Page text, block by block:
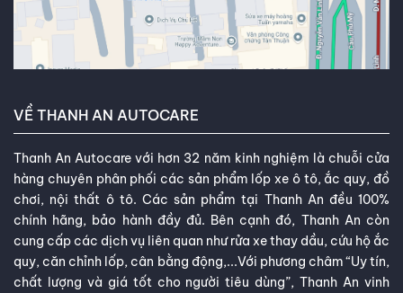
VỀ THANH AN AUTOCARE
Thanh An Autocare với hơn 32 năm kinh nghiệm là chuỗi cửa
hàng chuyên phân phối các sản phẩm lốp xe ô tô, ắc quy, đồ
chơi, nội thất ô tô. Các sản phẩm tại Thanh An đều 100%
chính hãng, bảo hành đầy đủ. Bên cạnh đó, Thanh An còn
cung cấp các dịch vụ liên quan như rửa xe thay dầu, cứu hộ ắc
quy, căn chỉnh lốp, cân bằng động,...Với phương châm “Uy tín,
chất lượng và giá tốt cho người tiêu dùng”, Thanh An vinh